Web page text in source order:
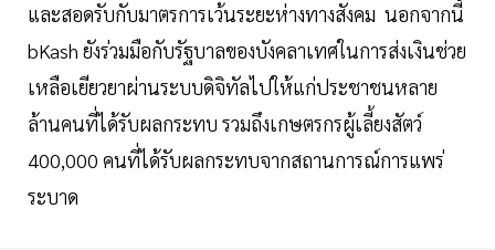
และสอดรับกับมาตรการเว้นระยะห่างทางสังคม นอกจากนี้
bKash ยังร่วมมือกับรัฐบาลของบังคลาเทศในการส่งเงินช่วย
เหลือเยียวยาผ่านระบบดิจิทัลไปให้แก่ประชาชนหลาย
ล้านคนที่ได้รับผลกระทบ รวมถึงเกษตรกรผู้เลี้ยงสัตว์
400,000 คนที่ได้รับผลกระทบจากสถานการณ์การแพร่
ระบาด